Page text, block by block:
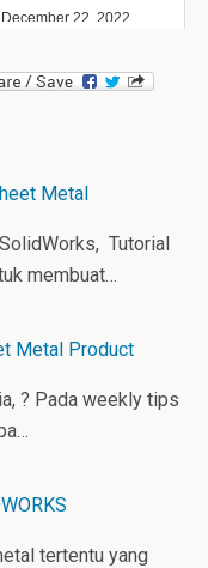
December 22, 2022
Metal
Tutorial
membuat…
Metal Product
? Pada weekly tips
tertentu yang